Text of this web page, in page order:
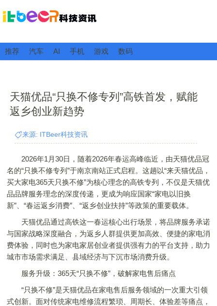
推荐 汽车 AI 手机 游戏 数码
天猫优品“只换不修专列”高铁首发，赋能
返乡创业新趋势
来源: ITBeer科技资讯
2026年1月30日，随着2026年春运高峰临近，由天猫优品冠
名的“只换不修专列”于南京南站正式启程。这趟以“来天猫优品，
买大家电365天只换不修”为核心理念的高铁专列，不仅是天猫优
品品牌服务理念的深度传递，更成为响应国家“家电以旧换
新”、“春运返乡消费”、“返乡创业扶持”等政策的重要载体。
天猫优品通过高铁这一春运核心出行场景，将品牌服务承诺
与国家战略深度融合，为返乡人群提供更加高效、便捷的家电消
费体验，同时也为家电家居创业者提供强有力的平台支持，助力
城市市场需求满足、县域经济与下沉市场消费升级。
服务升级：365天“只换不修”，破解家电售后痛点
“只换不修”是天猫优品在家电售后服务领域的一次重大引领
式创新。面对传统家电维修流程繁琐、周期长、体验差等痛点，